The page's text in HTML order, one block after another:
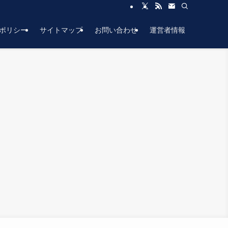
リシー サイトマップ お問い合わせ 運営者情報